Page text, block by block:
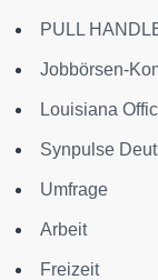
PULL
Jobbörsen-
Louisiana
Synpulse
Umfrage
Arbeit
Freizeit